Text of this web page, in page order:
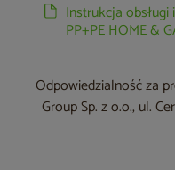
Instrukcja
PP+PE HOME &
Odpowiedzialność za
Group Sp. z o.o., ul.